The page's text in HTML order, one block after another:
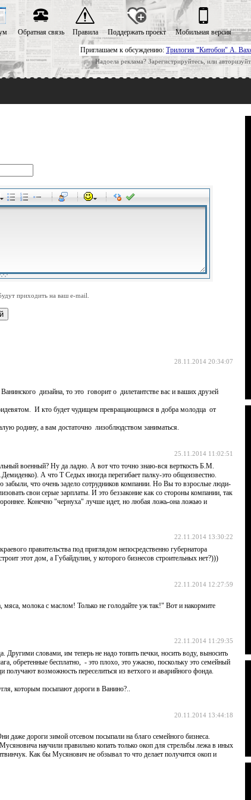
Приглашаем к обсуждению: Трилогия "Китобои" А.
Надоела реклама? Зарегистрируйтесь, или
Обратная связь Правила Поддержать проект Мобильная версия
-
-
-
-
-
-
-
-
-
-
-
приходить на ваш e-mail.
28.11.2014 20:34:07
дизайна, то это говорит о дилетантстве вас и ваших друзей
И кто будет чудищем превращающимся в добра молодца от
родину, а вам достаточно лизоблюдством заниматься.
25.11.2014 11:02:51
военный? Ну да ладно. А вот что точно знаю-вся верткость Б.М.
А что Т Седых иногда перегибает палку-это общеизвестно.
что очень задело сотрудников компании. Но Вы то взрослые люди-
свои серые зарплаты. И это беззаконие как со стороны компании, так
Конечно "чернуха" лучше идет, но любая ложь-она ложью и
22.11.2014 13:30:22
правительства под приглядом непосредственно губернатора
дом, а Губайдулин, у которого бизнесов строительных нет?)))
22.11.2014 12:27:59
молока с маслом! Только не голодайте уж так!" Вот и накормите
22.11.2014 11:29:35
Другими словами, им теперь не надо топить печки, носить воду, выносить
обретенные бесплатно, - это плохо, это ужасно, поскольку это семейный
возможность переселиться из ветхого и аварийного фонда.
которым посыпают дороги в Ванино?..
20.11.2014 13:44:18
даже дороги зимой отсевом посыпали на благо семейного бизнеса.
научили правильно копать только окоп для стрельбы лежа в иных
Как бы Мусянович не обзывал то что делает получится окоп и